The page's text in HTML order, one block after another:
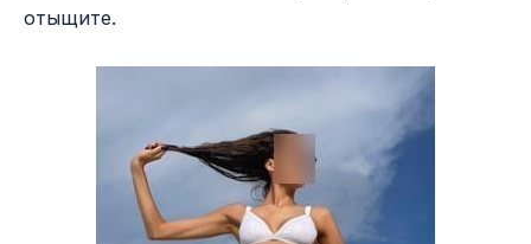
отыщите.